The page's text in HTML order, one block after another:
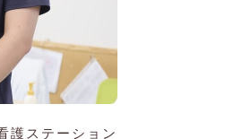
護ステーション